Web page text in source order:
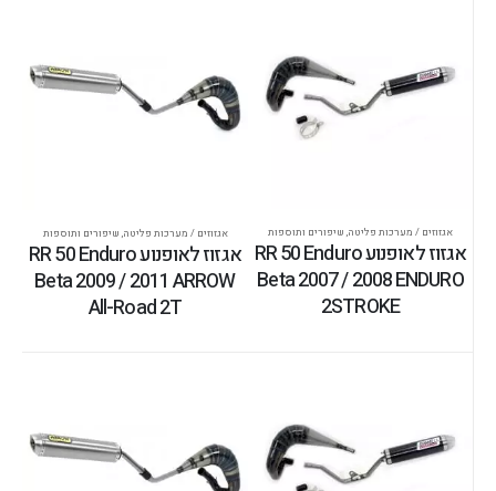
אגזוזים / מערכות פליטה, שיפורים ותוספות
אגזוז לאופנוע RR 50 Enduro
Beta 2007 / 2008 ENDURO
2STROKE
אגזוזים / מערכות פליטה, שיפורים ותוספות
אגזוז לאופנוע RR 50 Enduro
Beta 2009 / 2011 ARROW
All-Road 2T